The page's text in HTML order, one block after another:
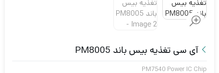
آی سی تغذیه بیس باند PM8005
PM7540 Power IC Chip